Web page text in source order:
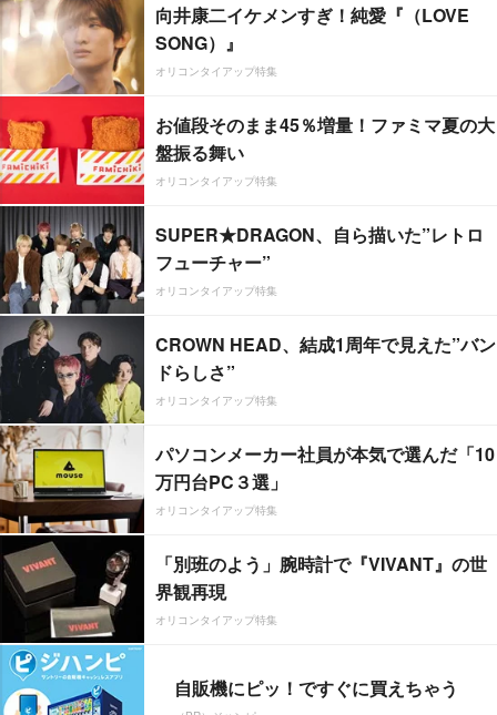
向井康二イケメンすぎ！純愛『（LOVE
SONG）』
オリコンタイアップ特集
お値段そのまま45％増量！ファミマ夏の大
盤振る舞い
オリコンタイアップ特集
SUPER★DRAGON、自ら描いた”レトロ
フューチャー”
オリコンタイアップ特集
CROWN HEAD、結成1周年で見えた”バン
ドらしさ”
オリコンタイアップ特集
パソコンメーカー社員が本気で選んだ「10
万円台PC３選」
オリコンタイアップ特集
「別班のよう」腕時計で『VIVANT』の世
界観再現
オリコンタイアップ特集
自販機にピッ！ですぐに買えちゃう